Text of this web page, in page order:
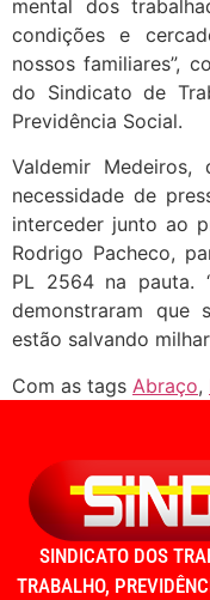
mental dos
condições e
nossos familiares”,
do Sindicato de
Previdência Social.
Valdemir
necessidade de
interceder junto ao
Rodrigo Pacheco,
PL 2564 na pauta.
demonstraram que
estão salvando
Com as tags Abraço,
SINDICATO DOS
TRABALHO,